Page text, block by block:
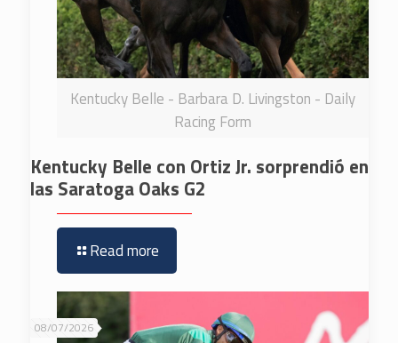
Kentucky Belle - Barbara D. Livingston - Daily
Racing Form
Kentucky Belle con Ortiz Jr. sorprendió en
las Saratoga Oaks G2
Read more
08/07/2026